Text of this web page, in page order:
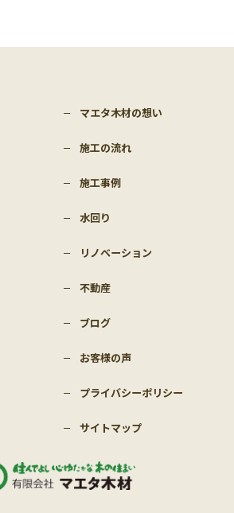
マエタ木材の想い
施工の流れ
施工事例
水回り
リノベーション
不動産
ブログ
お客様の声
プライバシーポリシー
サイトマップ